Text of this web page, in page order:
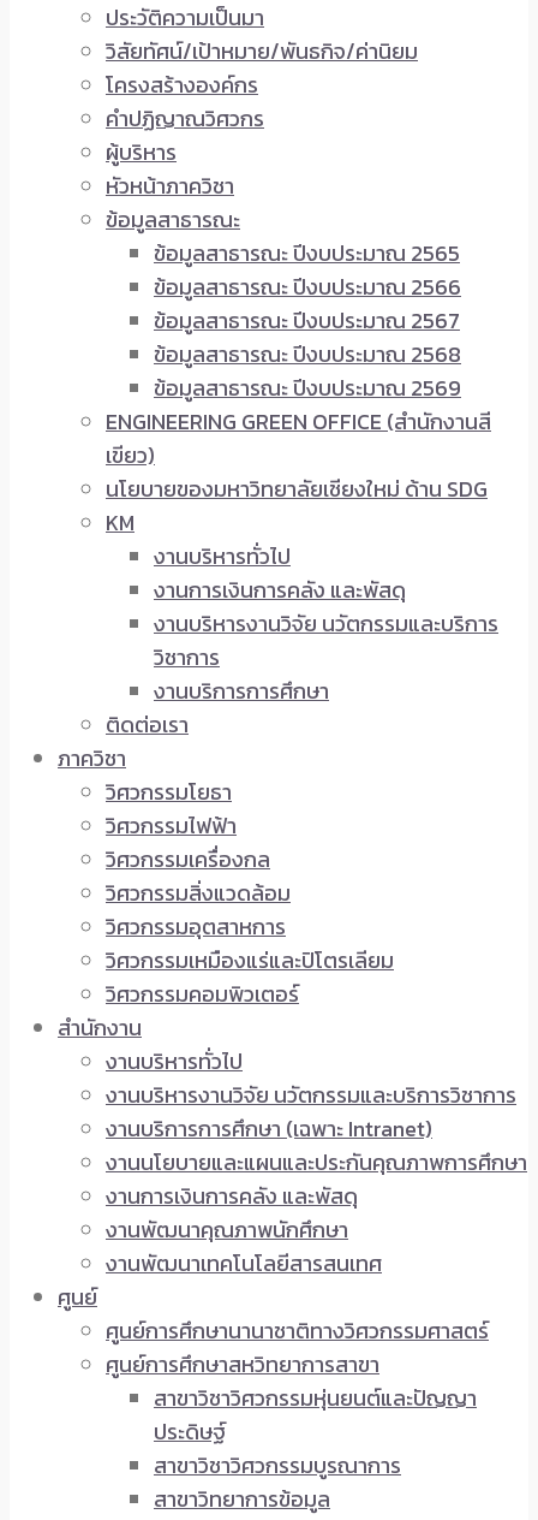
ประวัติความเป็นมา
วิสัยทัศน์/เป้าหมาย/พันธกิจ/ค่านิยม
โครงสร้างองค์กร
คำปฏิญาณวิศวกร
ผู้บริหาร
หัวหน้าภาควิชา
ข้อมูลสาธารณะ
ข้อมูลสาธารณะ ปีงบประมาณ 2565
ข้อมูลสาธารณะ ปีงบประมาณ 2566
ข้อมูลสาธารณะ ปีงบประมาณ 2567
ข้อมูลสาธารณะ ปีงบประมาณ 2568
ข้อมูลสาธารณะ ปีงบประมาณ 2569
ENGINEERING GREEN OFFICE (สำนักงานสี
เขียว)
นโยบายของมหาวิทยาลัยเชียงใหม่ ด้าน SDG
KM
งานบริหารทั่วไป
งานการเงินการคลัง และพัสดุ
งานบริหารงานวิจัย นวัตกรรมและบริการ
วิชาการ
งานบริการการศึกษา
ติดต่อเรา
ภาควิชา
วิศวกรรมโยธา
วิศวกรรมไฟฟ้า
วิศวกรรมเครื่องกล
วิศวกรรมสิ่งแวดล้อม
วิศวกรรมอุตสาหการ
วิศวกรรมเหมืองแร่และปิโตรเลียม
วิศวกรรมคอมพิวเตอร์
สำนักงาน
งานบริหารทั่วไป
งานบริหารงานวิจัย นวัตกรรมและบริการวิชาการ
งานบริการการศึกษา (เฉพาะ Intranet)
งานนโยบายและแผนและประกันคุณภาพการศึกษา
งานการเงินการคลัง และพัสดุ
งานพัฒนาคุณภาพนักศึกษา
งานพัฒนาเทคโนโลยีสารสนเทศ
ศูนย์
ศูนย์การศึกษานานาชาติทางวิศวกรรมศาสตร์
ศูนย์การศึกษาสหวิทยาการสาขา
สาขาวิชาวิศวกรรมหุ่นยนต์และปัญญา
ประดิษฐ์
สาขาวิชาวิศวกรรมบูรณาการ
สาขาวิทยาการข้อมูล